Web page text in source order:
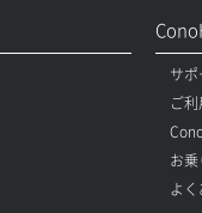
サ
ご
お
よ